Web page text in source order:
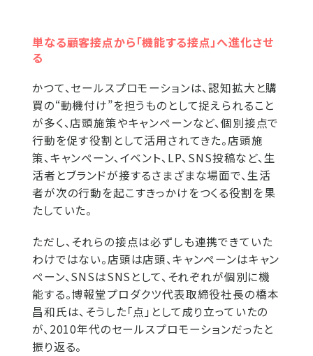
単なる顧客接点から「機能する接点」へ進化させ
る
かつて、セールスプロモーションは、認知拡大と購
買の“動機付け”を担うものとして捉えられること
が多く、店頭施策やキャンペーンなど、個別接点で
行動を促す役割として活用されてきた。店頭施
策、キャンペーン、イベント、LP、SNS投稿など、生
活者とブランドが接するさまざまな場面で、生活
者が次の行動を起こすきっかけをつくる役割を果
たしていた。
ただし、それらの接点は必ずしも連携できていた
わけではない。店頭は店頭、キャンペーンはキャン
ペーン、SNSはSNSとして、それぞれが個別に機
能する。博報堂プロダクツ代表取締役社長の橋本
昌和氏は、そうした「点」として成り立っていたの
が、2010年代のセールスプロモーションだったと
振り返る。